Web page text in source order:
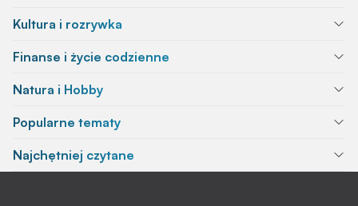
Kultura i rozrywka
Finanse i życie codzienne
Natura i Hobby
Popularne tematy
Najchętniej czytane